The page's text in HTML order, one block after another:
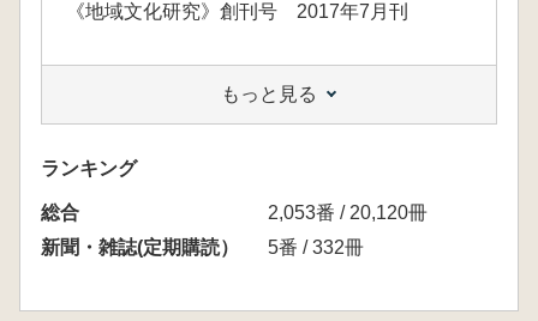
《地域文化研究》創刊号 2017年7月刊
もっと見る
ランキング
総合
2,053番 / 20,120冊
新聞・雑誌(定期購読）
5番 / 332冊